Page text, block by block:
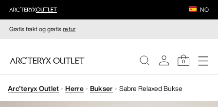
NO
Gratis frakt og gratisretur
0
DAMER
Arc'teryx Outlet Herre Bukser Sabre Relaxed Bukse